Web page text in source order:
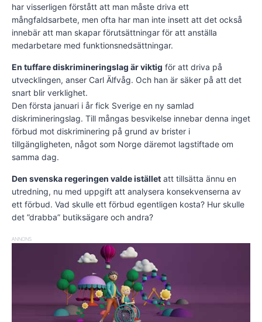
har visserligen förstått att man måste driva ett
mångfaldsarbete, men ofta har man inte insett att det också
innebär att man skapar förutsättningar för att anställa
medarbetare med funktionsnedsättningar.
En tuffare diskrimineringslag är viktig för att driva på
utvecklingen, anser Carl Älfvåg. Och han är säker på att det
snart blir verklighet.
Den första januari i år fick Sverige en ny samlad
diskrimineringslag. Till mångas besvikelse innebar denna inget
förbud mot diskriminering på grund av brister i
tillgängligheten, något som Norge däremot lagstiftade om
samma dag.
Den svenska regeringen valde istället att tillsätta ännu en
utredning, nu med uppgift att analysera konsekvenserna av
ett förbud. Vad skulle ett förbud egentligen kosta? Hur skulle
det ”drabba” butiksägare och andra?
ANNONS